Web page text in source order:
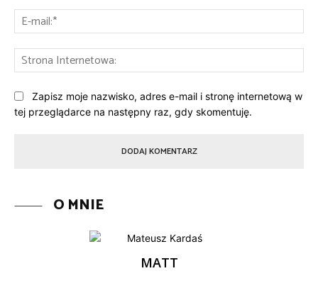
Zapisz moje nazwisko, adres e-mail i stronę internetową w
tej przeglądarce na następny raz, gdy skomentuję.
O MNIE
MATT